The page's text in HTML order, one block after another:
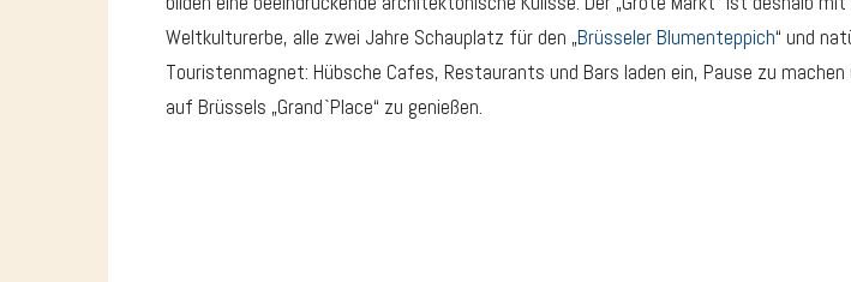
Weltkulturerbe, alle zwei Jahre Schauplatz für den „Brüsseler Blumenteppich“ und
Touristenmagnet: Hübsche Cafes, Restaurants und Bars laden ein, Pause zu machen
auf Brüssels „Grand`Place“ zu genießen.